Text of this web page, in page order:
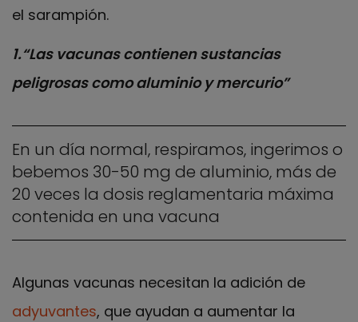
el sarampión.
1.“Las vacunas contienen sustancias
peligrosas como aluminio y mercurio”
En un día normal, respiramos, ingerimos o
bebemos 30-50 mg de aluminio, más de
20 veces la dosis reglamentaria máxima
contenida en una vacuna
Algunas vacunas necesitan la adición de
adyuvantes, que ayudan a aumentar la